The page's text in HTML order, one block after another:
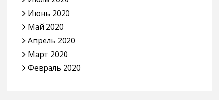
Июнь 2020
Май 2020
Апрель 2020
Март 2020
Февраль 2020